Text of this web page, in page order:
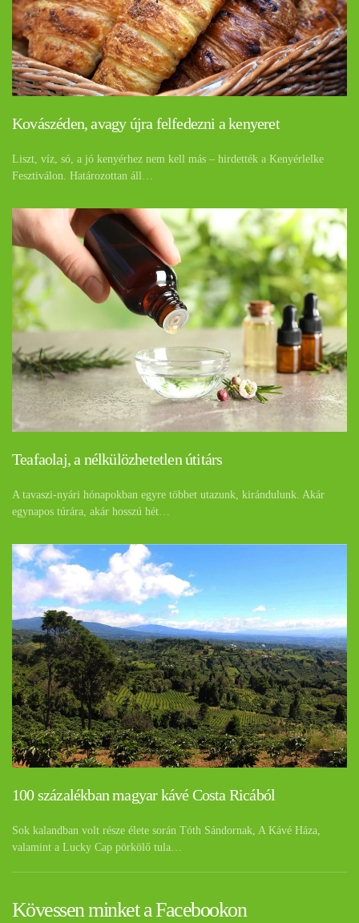
Kovászéden, avagy újra felfedezni a kenyeret
Liszt, víz, só, a jó kenyérhez nem kell más – hirdették a Kenyérlelke
Fesztiválon. Határozottan áll…
Teafaolaj, a nélkülözhetetlen útitárs
A tavaszi-nyári hónapokban egyre többet utazunk, kirándulunk. Akár
egynapos túrára, akár hosszú hét…
100 százalékban magyar kávé Costa Ricából
Sok kalandban volt része élete során Tóth Sándornak, A Kávé Háza,
valamint a Lucky Cap pörkölő tula…
Kövessen minket a Facebookon